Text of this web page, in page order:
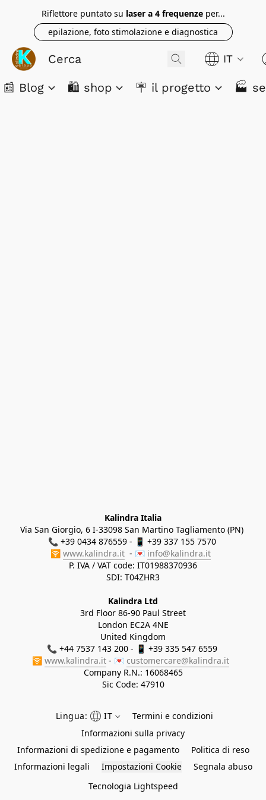
Riflettore puntato su laser a 4 frequenzeper...
epilazione, foto stimolazione e diagnostica
IT
📰 Blog 🛍️ shop 🪧 il progetto 🏭
Kalindra Italia
Via San Giorgio, 6 I-33098 San Martino Tagliamento (PN)
📞 +39 0434 876559 - 📱 +39 337 155 7570
🛜 www.kalindra.it
  - 💌
info@kalindra.it
P. IVA / VAT code: IT01988370936
SDI: T04ZHR3
Kalindra Ltd
3rd Floor 86-90 Paul Street
London EC2A 4NE
United Kingdom
📞 +44 7537 143 200 - 📱 +39 335 547 6559
🛜 www.kalindra.it - 💌 customercare@kalindra.it
Company R.N.: 16068465
Sic Code: 47910
Lingua: IT
Termini e condizioni
Informazioni sulla privacy
Informazioni di spedizione e pagamento
Politica di reso
Informazioni legali
Impostazioni Cookie
Segnala abuso
Tecnologia Lightspeed